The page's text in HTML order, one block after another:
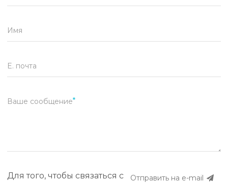
Имя
E. почта
Ваше сообщение
Отправить на e-mail
Для того, чтобы связаться с